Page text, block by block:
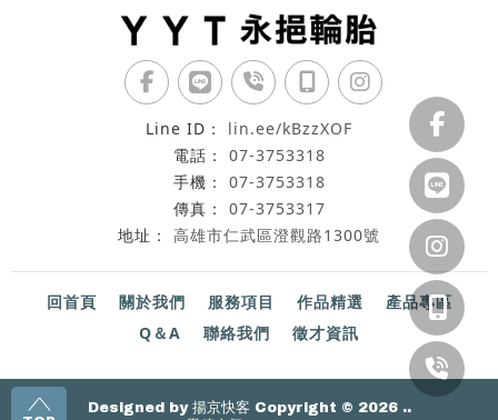
lin.ee/kBzzXOF
07-3753318
07-3753318
07-3753317
高雄市仁武區澄觀路1300號
回首頁 關於我們 服務項目 作品精選
產品專區
Q＆A
聯絡我們 徵才資訊
Designed by 揚京快客 Copyright © 2026 ..